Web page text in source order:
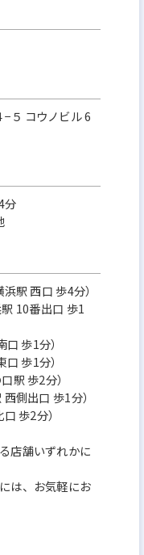
５ コウノビル 6
分
駅 西口 歩4分）
10番出口 歩1
歩1分）
歩1分）
駅 歩2分）
側出口 歩1分）
歩2分）
店舗いずれかに
は、お気軽にお